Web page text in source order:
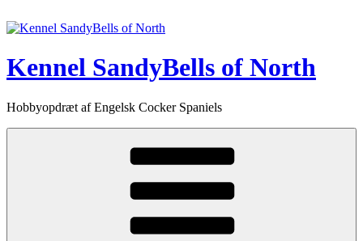
til
Kennel SandyBells of North
Hobbyopdræt af Engelsk Cocker Spaniels